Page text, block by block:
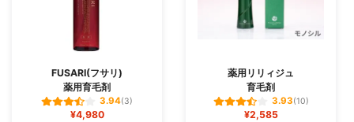
FUSARI(フサリ)
薬用育毛剤
3.94(3)
¥4,980
薬用リリィジュ
育毛剤
3.93(10)
¥2,585